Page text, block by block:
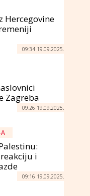
Hercegovine
09:34 19.09.2025.
Zagreba
09:26 19.09.2025.
i
09:16 19.09.2025.